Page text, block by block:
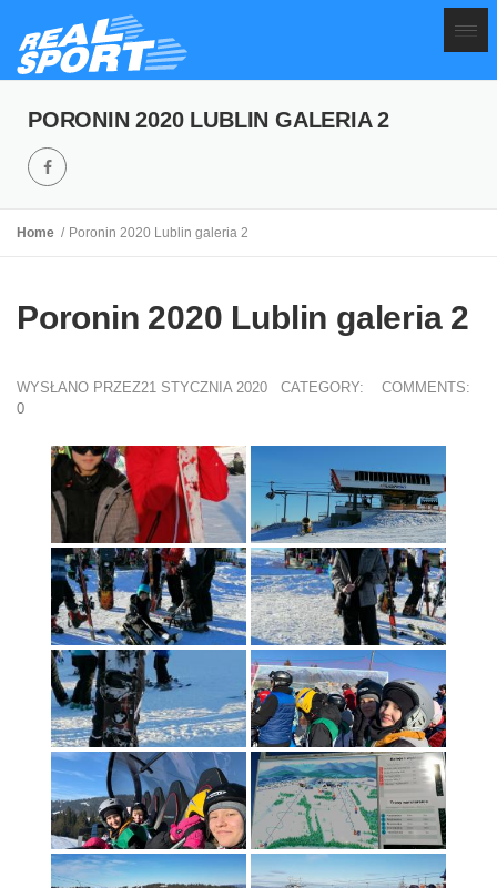
PORONIN 2020 LUBLIN GALERIA 2
Home Poronin 2020 Lublin galeria 2
Poronin 2020 Lublin galeria 2
WYSŁANO PRZEZ21 STYCZNIA 2020 CATEGORY:
COMMENTS:
0